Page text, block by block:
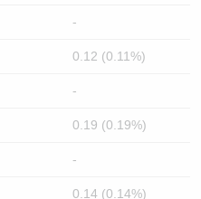
-
0.12 (0.11%)
-
0.19 (0.19%)
-
0.14 (0.14%)